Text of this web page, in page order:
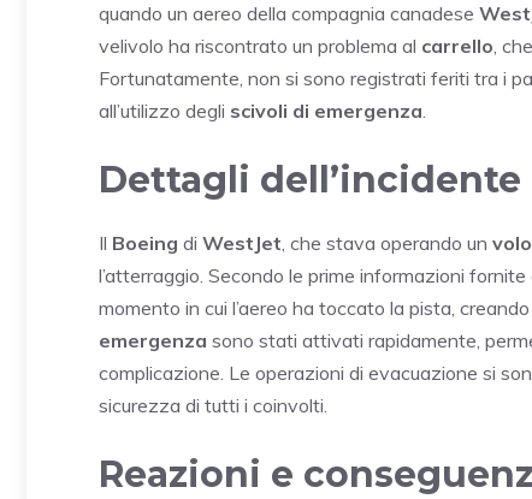
quando un aereo della compagnia canadese
velivolo ha riscontrato un problema al carrello,
Fortunatamente, non si sono registrati feriti tra i
all’utilizzo degli scivoli di emergenza.
Dettagli dell’incidente
Il Boeing di WestJet, che stava operando un
l’atterraggio. Secondo le prime informazioni
momento in cui l’aereo ha toccato la pista,
emergenza sono stati attivati rapidamente,
complicazione. Le operazioni di evacuazione si
sicurezza di tutti i coinvolti.
Reazioni e